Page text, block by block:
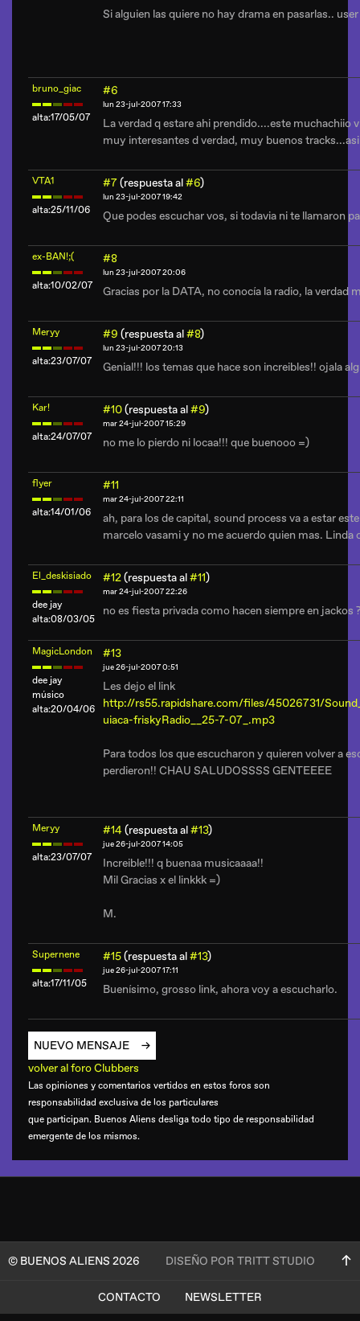
Si alguien las quiere no hay drama en pasarlas..
bruno_giac
alta:17/05/07
#6
lun 23-jul-2007 17:33
La verdad q estare ahi prendido....este muchachiio
muy interesantes d verdad, muy buenos
VTA1
alta:25/11/06
#7(respuesta al#6)
lun 23-jul-2007 19:42
Que podes escuchar vos, si todavia ni te llamaron
ex-BAN!;(
alta:10/02/07
#8
lun 23-jul-2007 20:06
Gracias por la DATA, no conocía la radio, la verdad
Meryy
alta:23/07/07
#9 (respuesta al#8)
lun 23-jul-2007 20:13
Genial!!! los temas que hace son increibles!! ojala
Kar!
alta:24/07/07
#10(respuesta al#9)
mar 24-jul-2007 15:29
no me lo pierdo ni locaa!!! que buenooo =)
flyer
alta:14/01/06
#11
mar 24-jul-2007 22:11
ah, para los de capital, sound process va a estar
marcelo vasami y no me acuerdo quien mas. Linda
El_deskisiado
dee jay
alta:08/03/05
#12(respuesta al#11)
mar 24-jul-2007 22:26
no es fiesta privada como hacen siempre en jackos
MagicLondon
dee jay
músico
alta:20/04/06
#13
jue 26-jul-2007 0:51
Les dejo el link
http://rs55.rapidshare.com/files/45026731/
uiaca-friskyRadio__25-7-07_.mp3
Para todos los que escucharon y quieren volver a
perdieron!! CHAU SALUDOSSSS GENTEEEE
Meryy
alta:23/07/07
#14(respuesta al#13)
jue 26-jul-2007 14:05
Increible!!! q buenaa musicaaaa!!
Mil Gracias x el linkkk =)
M.
Supernene
alta:17/11/05
#15(respuesta al#13)
jue 26-jul-2007 17:11
Buenísimo, grosso link, ahora voy a escucharlo.
NUEVO MENSAJE
volver al foro Clubbers
Las opiniones y comentarios vertidos en estos foros son
responsabilidad exclusiva de los particulares
que participan. Buenos Aliens desliga todo tipo de responsabilidad
emergente de los mismos.
© BUENOS ALIENS 2026 DISEÑO POR TRITT STUDIO
CONTACTO
NEWSLETTER